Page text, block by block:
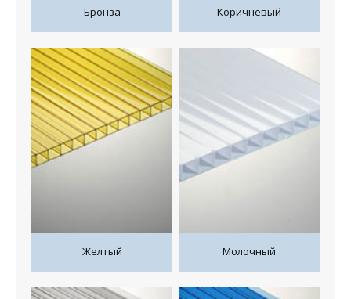
Бронза Коричневый
Желтый Молочный